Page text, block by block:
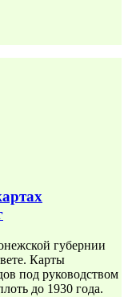
губернии
Карты
под руководством
до 1930 года.